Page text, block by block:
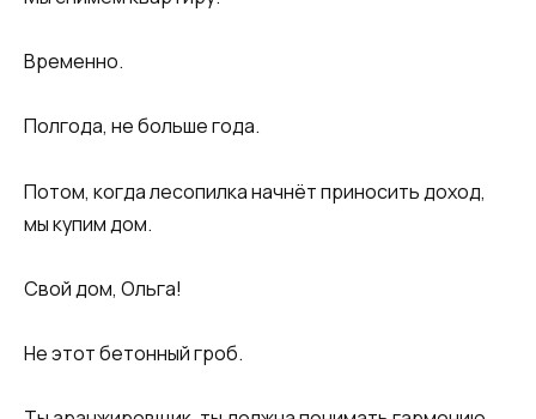
Временно.
Полгода, не больше года.
Потом, когда лесопилка начнёт приносить доход,
мы купим дом.
Свой дом, Ольга!
Не этот бетонный гроб.